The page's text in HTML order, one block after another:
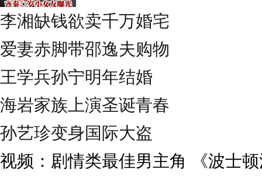
李湘缺钱欲卖千万婚宅
爱妻赤脚带邵逸夫购物
王学兵孙宁明年结婚
海岩家族上演圣诞青春
孙艺珍变身国际大盗
视频：剧情类最佳男主角 《波士